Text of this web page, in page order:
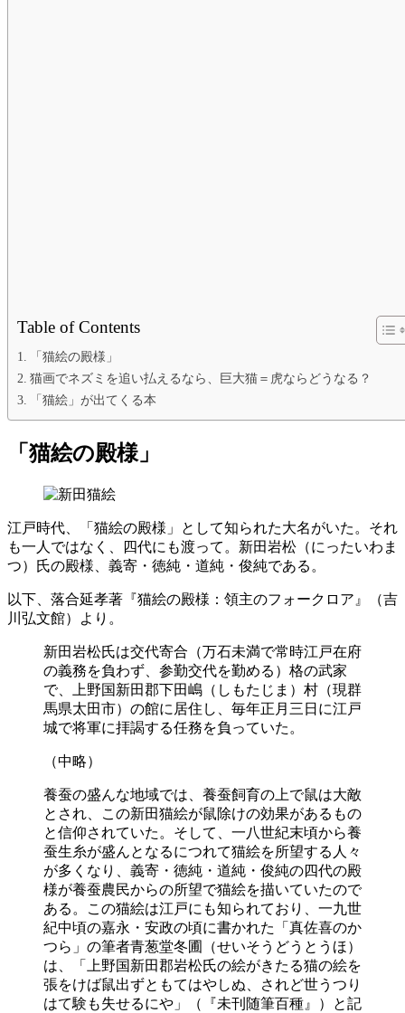
Table of Contents
「猫絵の殿様」
猫画でネズミを追い払えるなら、巨大猫＝虎ならどうなる？
「猫絵」が出てくる本
「猫絵の殿様」
江戸時代、「猫絵の殿様」として知られた大名がいた。それ
も一人ではなく、四代にも渡って。新田岩松（にったいわま
つ）氏の殿様、義寄・徳純・道純・俊純である。
以下、落合延孝著『猫絵の殿様：領主のフォークロア』（吉
川弘文館）より。
新田岩松氏は交代寄合（万石未満で常時江戸在府
の義務を負わず、参勤交代を勤める）格の武家
で、上野国新田郡下田嶋（しもたじま）村（現群
馬県太田市）の館に居住し、毎年正月三日に江戸
城で将軍に拝謁する任務を負っていた。
（中略）
養蚕の盛んな地域では、養蚕飼育の上で鼠は大敵
とされ、この新田猫絵が鼠除けの効果があるもの
と信仰されていた。そして、一八世紀末頃から養
蚕生糸が盛んとなるにつれて猫絵を所望する人々
が多くなり、義寄・徳純・道純・俊純の四代の殿
様が養蚕農民からの所望で猫絵を描いていたので
ある。この猫絵は江戸にも知られており、一九世
紀中頃の嘉永・安政の頃に書かれた「真佐喜のか
つら」の筆者青葱堂冬圃（せいそうどうとうほ）
は、「上野国新田郡岩松氏の絵がきたる猫の絵を
張をけば鼠出ずともてはやしぬ、されど世うつり
はて験も失せるにや」（『未刊随筆百種』）と記